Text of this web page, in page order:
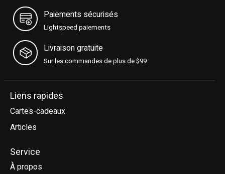
Paiements sécurisés
Lightspeed paiements
Livraison gratuite
Sur les commandes de plus de $99
Liens rapides
Cartes-cadeaux
Articles
Service
À propos